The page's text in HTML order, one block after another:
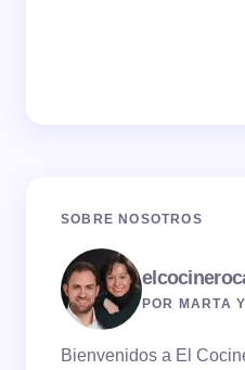
SOBRE NOSOTROS
POR MARTA
Bienvenidos a El